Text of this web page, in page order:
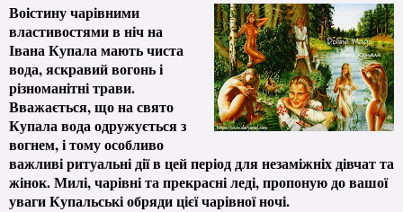
Воістину чарівними
властивостями в ніч на
Івана Купала мають чиста
вода, яскравий вогонь і
різноманітні трави.
Вважається, що на свято
Купала вода одружується з
вогнем, і тому особливо
важливі ритуальні дії в цей період для незаміжніх дівчат та
жінок. Милі, чарівні та прекрасні леді, пропоную до вашої
уваги Купальські обряди цієї чарівної ночі.